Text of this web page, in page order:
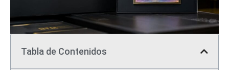
Tabla de Contenidos